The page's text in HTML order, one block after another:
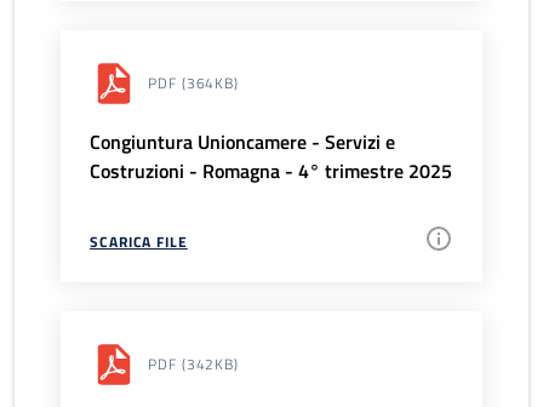
PDF (364KB)
Congiuntura Unioncamere - Servizi e
Costruzioni - Romagna - 4° trimestre 2025
SCARICA FILE
PDF (342KB)